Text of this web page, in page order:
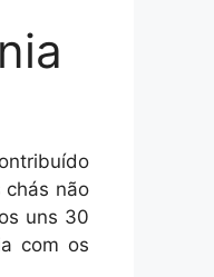
chás não
uns 30
com os